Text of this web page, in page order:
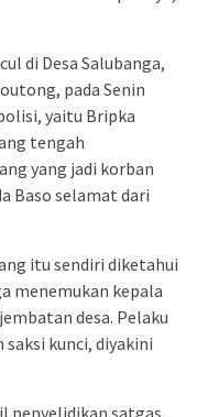
di Desa Salubanga,
pada Senin
yaitu Bripka
tengah
yang jadi korban
Baso selamat dari
itu sendiri diketahui
menemukan kepala
desa. Pelaku
kunci, diyakini
penyelidikan satgas,